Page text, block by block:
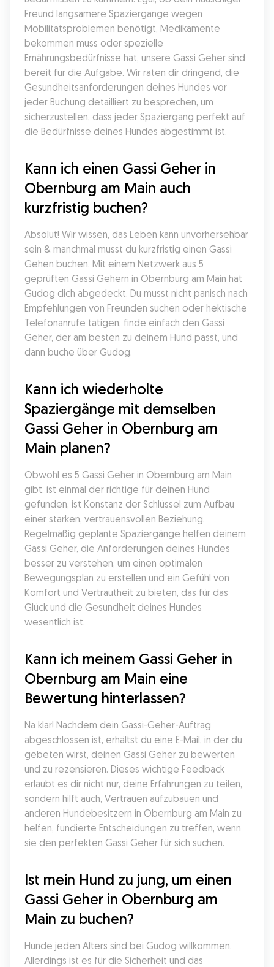
Freund langsamere Spaziergänge wegen
Mobilitätsproblemen benötigt, Medikamente
bekommen muss oder spezielle
Ernährungsbedürfnisse hat, unsere Gassi Geher sind
bereit für die Aufgabe. Wir raten dir dringend, die
Gesundheitsanforderungen deines Hundes vor
jeder Buchung detailliert zu besprechen, um
sicherzustellen, dass jeder Spaziergang perfekt auf
die Bedürfnisse deines Hundes abgestimmt ist.
Kann ich einen Gassi Geher in
Obernburg am Main auch
kurzfristig buchen?
Absolut! Wir wissen, das Leben kann unvorhersehbar
sein & manchmal musst du kurzfristig einen Gassi
Gehen buchen. Mit einem Netzwerk aus 5
geprüften Gassi Gehern in Obernburg am Main hat
Gudog dich abgedeckt. Du musst nicht panisch nach
Empfehlungen von Freunden suchen oder hektische
Telefonanrufe tätigen, finde einfach den Gassi
Geher, der am besten zu deinem Hund passt, und
dann buche über Gudog.
Kann ich wiederholte
Spaziergänge mit demselben
Gassi Geher in Obernburg am
Main planen?
Obwohl es 5 Gassi Geher in Obernburg am Main
gibt, ist einmal der richtige für deinen Hund
gefunden, ist Konstanz der Schlüssel zum Aufbau
einer starken, vertrauensvollen Beziehung.
Regelmäßig geplante Spaziergänge helfen deinem
Gassi Geher, die Anforderungen deines Hundes
besser zu verstehen, um einen optimalen
Bewegungsplan zu erstellen und ein Gefühl von
Komfort und Vertrautheit zu bieten, das für das
Glück und die Gesundheit deines Hundes
wesentlich ist.
Kann ich meinem Gassi Geher in
Obernburg am Main eine
Bewertung hinterlassen?
Na klar! Nachdem dein Gassi-Geher-Auftrag
abgeschlossen ist, erhältst du eine E-Mail, in der du
gebeten wirst, deinen Gassi Geher zu bewerten
und zu rezensieren. Dieses wichtige Feedback
erlaubt es dir nicht nur, deine Erfahrungen zu teilen,
sondern hilft auch, Vertrauen aufzubauen und
anderen Hundebesitzern in Obernburg am Main zu
helfen, fundierte Entscheidungen zu treffen, wenn
sie den perfekten Gassi Geher für sich suchen.
Ist mein Hund zu jung, um einen
Gassi Geher in Obernburg am
Main zu buchen?
Hunde jeden Alters sind bei Gudog willkommen.
Allerdings ist es für die Sicherheit und das